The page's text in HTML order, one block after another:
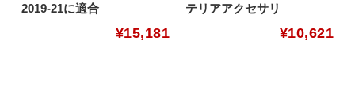
2019-21に適合
¥15,181
テリアアクセサリ
¥10,621